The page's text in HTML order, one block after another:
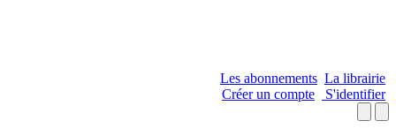
Les abonnements La librairie
Créer un compte
S'identifier